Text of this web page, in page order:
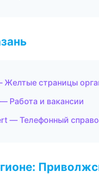
Желтые страницы
Работа и вакансии
— Телефонный